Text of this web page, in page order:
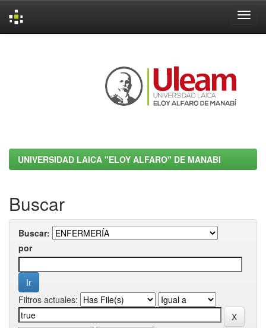
UNIVERSIDAD LAICA "ELOY ALFARO" DE MANABI
Buscar
Buscar:
por
Filtros actuales: